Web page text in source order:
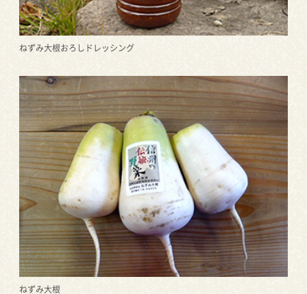
ねずみ大根おろしドレッシング
ねずみ大根